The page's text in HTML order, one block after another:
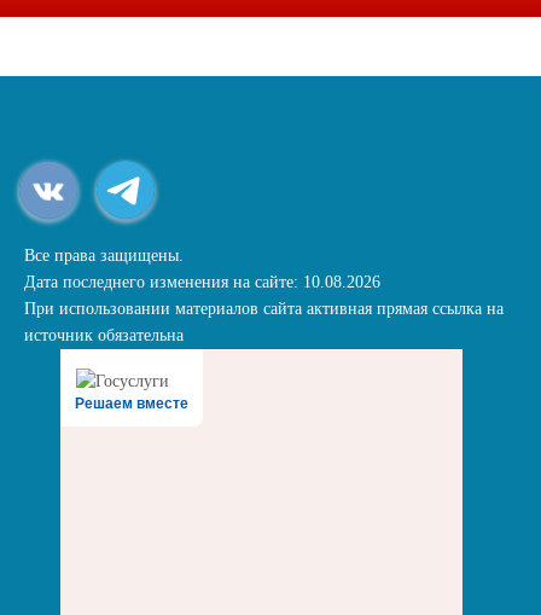
Все права защищены.
Дата последнего изменения на сайте: 10.08.2026
При использовании материалов сайта активная прямая ссылка на
источник обязательна
Решаем вместе